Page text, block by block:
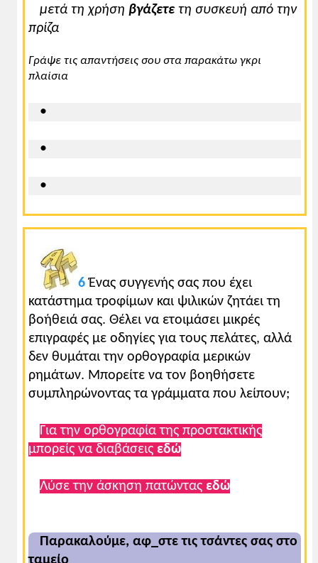
μετά τη χρήση βγάζετετη συσκευή από την
πρίζα
Γράψε τις απαντήσεις σου στα παρακάτω γκρι
πλαίσια
•
•
•
6 Ένας συγγενής σας που έχει
κατάστημα τροφίμων και ψιλικών ζητάει τη
βοήθειά σας. Θέλει να ετοιμάσει μικρές
επιγραφές με οδηγίες για τους πελάτες, αλλά
δεν θυμάται την ορθογραφία μερικών
ρημάτων. Μπορείτε να τον βοηθήσετε
συμπληρώνοντας τα γράμματα που λείπουν;
Για την ορθογραφία της προστακτικής
μπορείς να διαβάσεις εδώ
Λύσε την άσκηση πατώντας εδώ
Παρακαλούμε, αφ_στε τις τσάντες σας στο
ταμείο